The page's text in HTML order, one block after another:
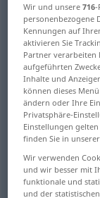
fordern,
erheben auf
geltend
behaupten
erfordern,
Wir und unsere716-
personenbezogene
Kennungen auf
aktivieren Sie
Partner verarbeiten
aufgeführten
Inhalte und
können dieses
ändern oder Ihre
Privatsphäre-
Einstellungen
finden Sie in
Wir verwenden
und wir besser mit
funktionale und
und der